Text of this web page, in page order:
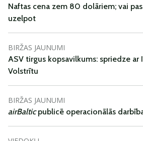
Naftas cena zem 80 dolāriem; vai
uzelpot
BIRŽAS JAUNUMI
ASV tirgus kopsavilkums: spriedze ar
Volstrītu
BIRŽAS JAUNUMI
airBalticpublicē operacionālās